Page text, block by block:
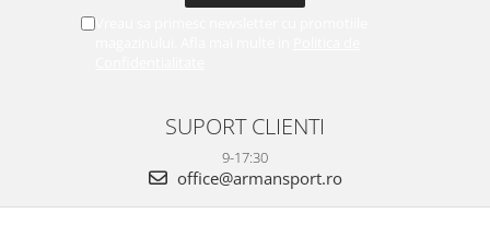
SUPORT CLIENTI
9-17:30
office@armansport.ro